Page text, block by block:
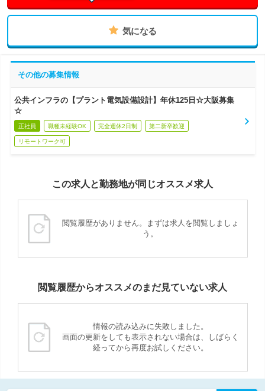
気になる
その他の募集情報
公共インフラの【プラント電気設備設計】年休125日☆大阪募集
☆
正社員 職種未経験OK 完全週休2日制 第二新卒歓迎
リモートワーク可
この求人と勤務地が同じオススメ求人
閲覧履歴がありません。まずは求人を閲覧しましょ
う。
閲覧履歴からオススメのまだ見ていない求人
情報の読み込みに失敗しました。
画面の更新をしても表示されない場合は、しばらく
経ってから再度お試しください。